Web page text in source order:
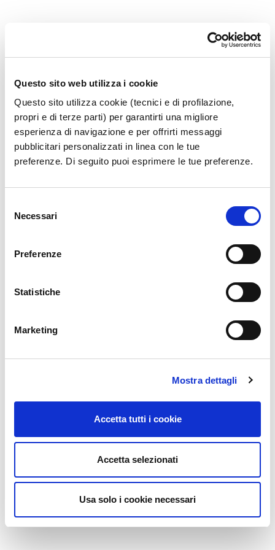
Questo sito web utilizza i cookie
Questo sito utilizza cookie (tecnici e di profilazione,
propri e di terze parti) per garantirti una migliore
esperienza di navigazione e per offrirti messaggi
pubblicitari personalizzati in linea con le tue
preferenze. Di seguito puoi esprimere le tue preferenze.
delNecessari
Preferenze
Statistiche
Marketing
Mostra dettagli
Accetta tutti i cookie
Accetta selezionati
Usa solo i cookie necessari